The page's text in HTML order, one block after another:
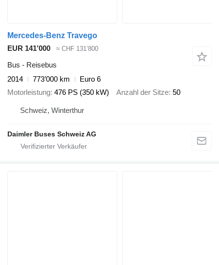
Mercedes-Benz Travego
EUR 141’000
≈ CHF 131’800
Bus - Reisebus
2014
773’000 km
Euro 6
Motorleistung 476 PS (350 kW) Anzahl der Sitze 50
Schweiz, Winterthur
Daimler Buses Schweiz AG